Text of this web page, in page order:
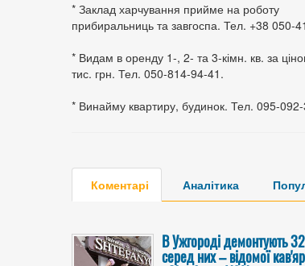
* Заклад харчування прийме на роботу
прибиральниць та завгоспа. Тел. +38 050-
* Видам в оренду 1-, 2- та 3-кімн. кв. за
тис. грн. Тел. 050-814-94-41.
* Винайму квартиру, будинок. Тел. 095-
Коментарі Аналітика
В Ужгороді демонтують 32
серед них – відомої